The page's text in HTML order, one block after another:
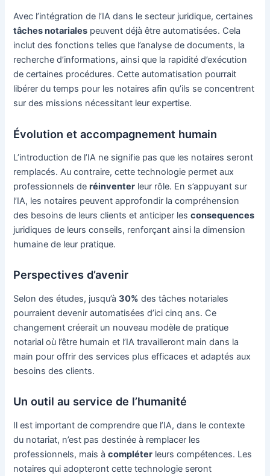
Avec l’intégration de l’IA dans le secteur juridique, certaines
tâches notariales peuvent déjà être automatisées. Cela
inclut des fonctions telles que l’analyse de documents, la
recherche d’informations, ainsi que la rapidité d’exécution
de certaines procédures. Cette automatisation pourrait
libérer du temps pour les notaires afin qu’ils se concentrent
sur des missions nécessitant leur expertise.
Évolution et accompagnement humain
L’introduction de l’IA ne signifie pas que les notaires seront
remplacés. Au contraire, cette technologie permet aux
professionnels deréinventer leur rôle. En s’appuyant sur
l’IA, les notaires peuvent approfondir la compréhension
des besoins de leurs clients et anticiper lesconsequences
juridiques de leurs conseils, renforçant ainsi la dimension
humaine de leur pratique.
Perspectives d’avenir
Selon des études, jusqu’à30% des tâches notariales
pourraient devenir automatisées d’ici cinq ans. Ce
changement créerait un nouveau modèle de pratique
notarial où l’être humain et l’IA travailleront main dans la
main pour offrir des services plus efficaces et adaptés aux
besoins des clients.
Un outil au service de l’humanité
Il est important de comprendre que l’IA, dans le contexte
du notariat, n’est pas destinée à remplacer les
professionnels, mais àcompléter leurs compétences. Les
notaires qui adopteront cette technologie seront